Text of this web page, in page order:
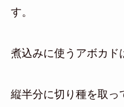
す。
煮込みに使うアボカド
縦半分に切り種を取っ